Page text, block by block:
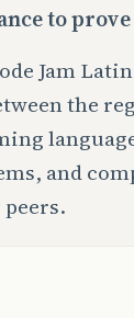
to
Jam
the
and